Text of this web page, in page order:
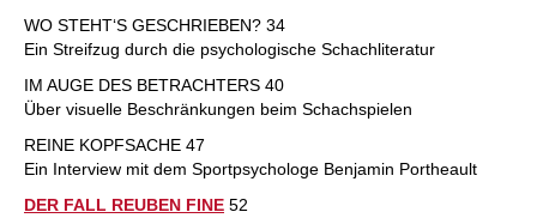
WO STEHT‘S GESCHRIEBEN? 34
Ein Streifzug durch die psychologische Schachliteratur
IM AUGE DES BETRACHTERS 40
Über visuelle Beschränkungen beim Schachspielen
REINE KOPFSACHE 47
Ein Interview mit dem Sportpsychologe Benjamin Portheault
DER FALL REUBEN FINE 52